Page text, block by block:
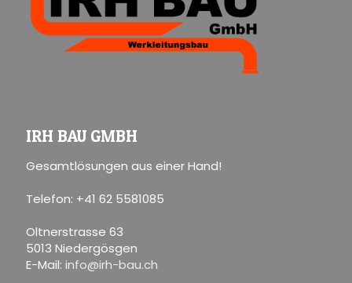
IRH BAU GMBH
Gesamtlösungen aus einer Hand!
Telefon: +41 62 5581085
Oltnerstrasse 63
5013 Niedergösgen
E-Mail: info@irh-bau.ch